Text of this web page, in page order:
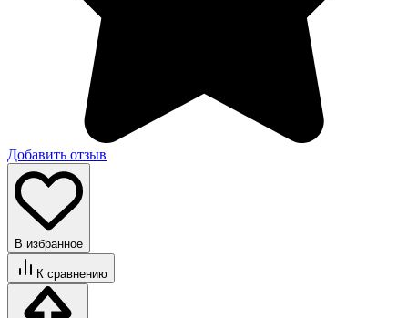
Добавить отзыв
В избранное
К сравнению